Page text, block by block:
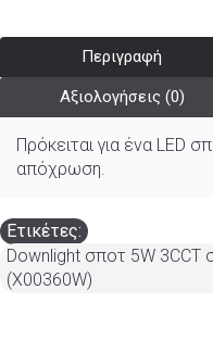
Περιγραφή
Αξιολογήσεις (0)
Πρόκειται για ένα LED
απόχρωση.
Ετικέτες:
Downlight σποτ 5W
(X00360W)